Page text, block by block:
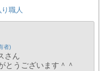
職人
さん
とうございます＾＾